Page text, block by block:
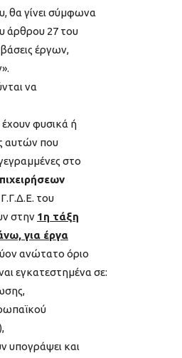
θα γίνει σύμφωνα
άρθρου 27 του
έργων,
να
φυσικά ή
αυτών που
στο
του
στην 1η τάξη
για έργα
ανώτατο όριο
εγκατεστημένα σε:
υπογράψει και